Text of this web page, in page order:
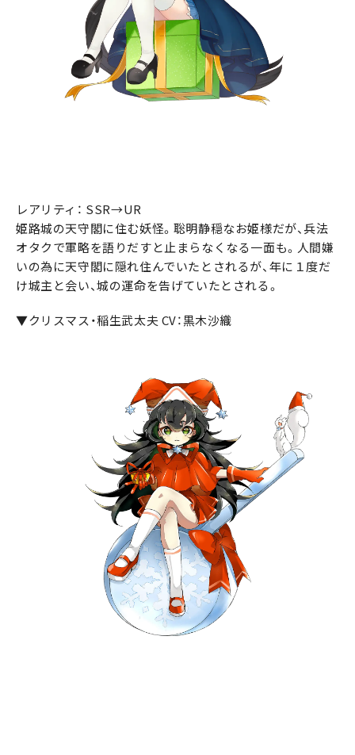
レアリティ： SSR→UR
姫路城の天守閣に住む妖怪。聡明静穏なお姫様だが、兵法
オタクで軍略を語りだすと止まらなくなる一面も。人間嫌
いの為に天守閣に隠れ住んでいたとされるが、年に１度だ
け城主と会い、城の運命を告げていたとされる。
▼クリスマス・稲生武太夫 CV：黒木沙織